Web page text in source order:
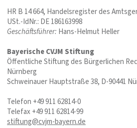
HR B 14 664, Handelsregister des
USt.-IdNr.: DE 186163998
Geschäftsführer: Hans-Helmut Heller
Bayerische CVJM Stiftung
Öffentliche Stiftung des Bürgerlichen
Nürnberg
Schweinauer Hauptstraße 38, D-90441
Telefon +49 911 62814-0
Telefax +49 911 62814-99
stiftung@cvjm-bayern.de